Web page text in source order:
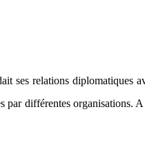
ses relations diplomatiques
par différentes organisations.